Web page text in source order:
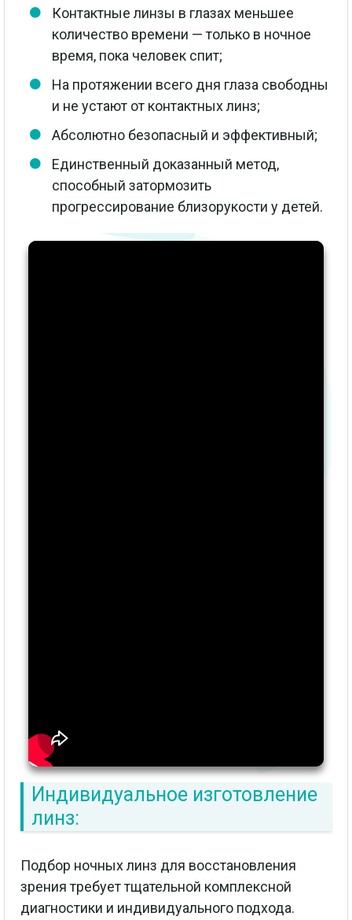
Контактные линзы в глазах меньшее
количество времени — только в ночное
время, пока человек спит;
На протяжении всего дня глаза свободны
и не устают от контактных линз;
Абсолютно безопасный и эффективный;
Единственный доказанный метод,
способный затормозить
прогрессирование близорукости у детей.
Индивидуальное изготовление
линз:
Подбор ночных линз для восстановления
зрения требует тщательной комплексной
диагностики и индивидуального подхода.